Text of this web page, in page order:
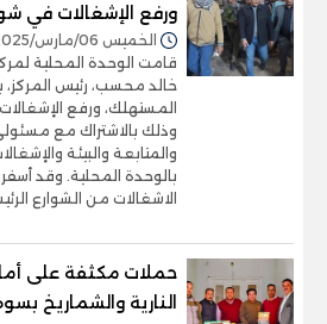
ورفع الإشغالات في
الخميس 06/مارس/2025 - 05:47 م
قامت الوحدة المحلية
خالد محسب، رئيس
المستهلك، ورفع
وذلك بالاشتراك مع
والمتابعة والبيئة
بالوحدة المحلية. وقد
الاشغالات من الشوارع
حملات مكثفة على
النارية والشماريخ